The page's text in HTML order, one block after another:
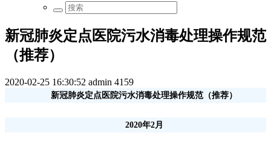
新冠肺炎定点医院污水消毒处理操作规范
（推荐）
2020-02-25 16:30:52 admin 4159
新冠肺炎定点医院污水消毒处理操作规范（推荐）
2020年2月